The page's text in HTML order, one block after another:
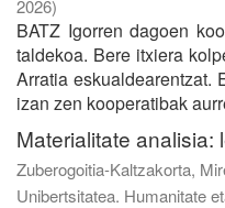
2026)
BATZ Igorren dagoen
taldekoa. Bere itxiera
Arratia eskualdearentzat.
izan zen kooperatibak
Materialitate analisia:
Zuberogoitia-Kaltzakorta,
Unibertsitatea. Humanitate